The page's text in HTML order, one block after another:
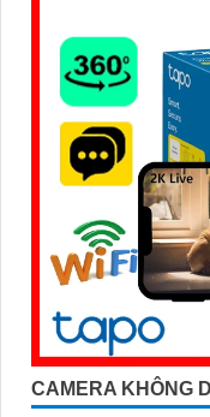
CAMERA KHÔNG